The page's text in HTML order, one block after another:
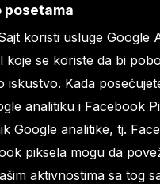
posetama
koristi usluge Google
koje se koriste da bi
iskustvo. Kada
analitiku i Facebook
Google analitike, tj.
piksela mogu da
aktivnostima sa tog